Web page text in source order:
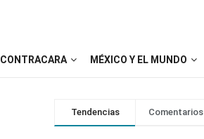
CONTRACARA MÉXICO Y EL MUNDO
Tendencias Comentarios